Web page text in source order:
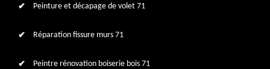
Peinture et décapage de volet 71
Réparation fissure murs 71
Peintre rénovation boiserie bois 71